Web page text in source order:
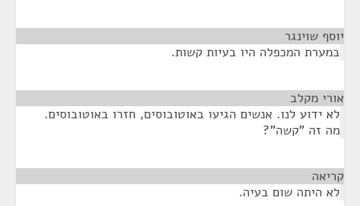
יוסף שוינגר
במערת המכפלה היו בעיות קשות.
אורי מקלב
לא ידוע לנו. אנשים הגיעו באוטובוסים, חזרו באוטובוסים.
מה זה "קשה"?
קריאה
לא היתה שום בעיה.